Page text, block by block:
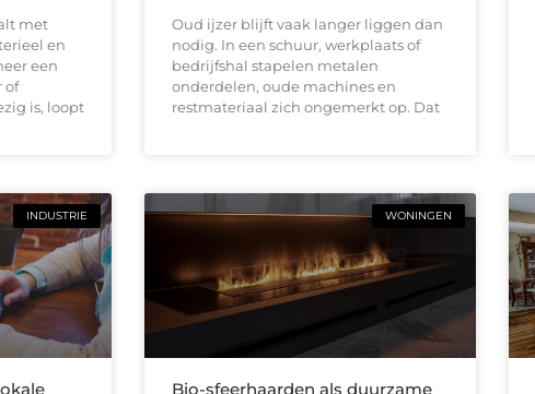
met
en
een
of
is, loopt
Oud ijzer blijft vaak langer liggen dan
nodig. In een schuur, werkplaats of
bedrijfshal stapelen metalen
onderdelen, oude machines en
restmateriaal zich ongemerkt op. Dat
INDUSTRIE WONINGEN
Bio-sfeerhaarden als duurzame